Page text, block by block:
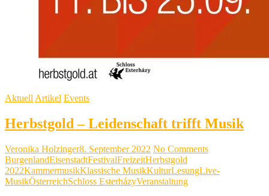
Aktuell Artikel Events
Herbstgold – Leidenschaft trifft Musik
Veronika Holzinger8. September 2022 No Comments
BurgenlandEisenstadtFestivalFreizeitHerbstgold
2022KammermusikKlassische MusikKulturLesungLive-
MusikÖsterreichSchloss EsterházyVeranstaltung